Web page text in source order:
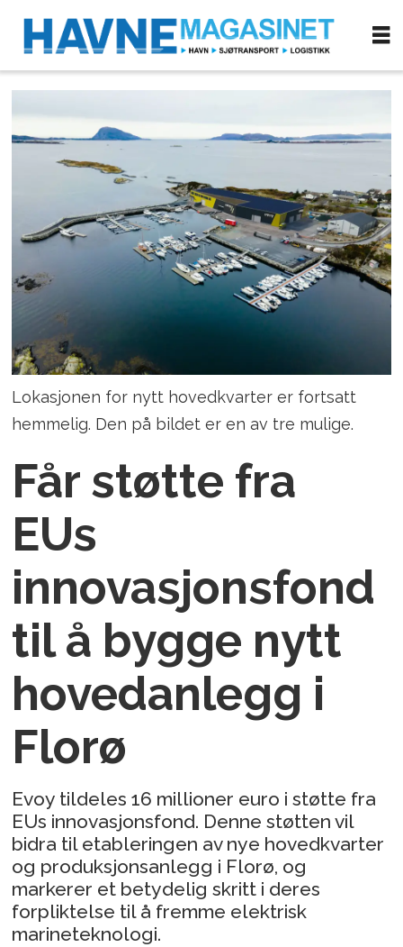
Lokasjonen for nytt hovedkvarter er fortsatt
hemmelig. Den på bildet er en av tre mulige.
Får støtte fra
EUs
innovasjonsfond
til å bygge nytt
hovedanlegg i
Florø
Evoy tildeles 16 millioner euro i støtte fra
EUs innovasjonsfond. Denne støtten vil
bidra til etableringen av nye hovedkvarter
og produksjonsanlegg i Florø, og
markerer et betydelig skritt i deres
forpliktelse til å fremme elektrisk
marineteknologi.